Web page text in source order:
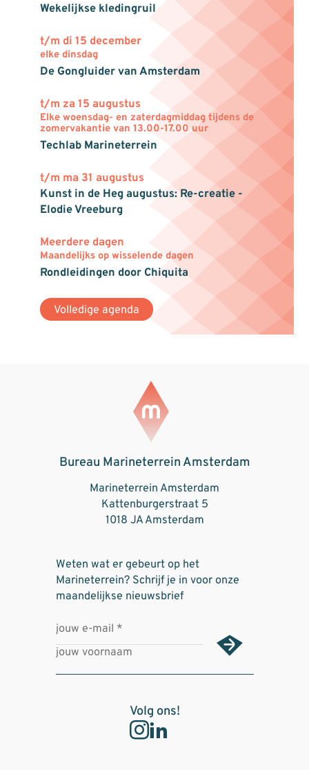
Wekelijkse kledingruil
t/m di 15 december
elke dinsdag
De Gongluider van Amsterdam
t/m za 15 augustus
Elke woensdag- en zaterdagmiddag tijdens de
zomervakantie van 13.00-17.00 uur
Techlab Marineterrein
t/m ma 31 augustus
Kunst in de Heg augustus: Re-creatie -
Elodie Vreeburg
Meerdere dagen
Maandelijks op wisselende dagen
Rondleidingen door Chiquita
Volledige agenda
Bureau Marineterrein Amsterdam
Marineterrein Amsterdam
Kattenburgerstraat 5
1018 JA Amsterdam
Weten wat er gebeurt op het
Marineterrein? Schrijf je in voor onze
maandelijkse nieuwsbrief
Volg ons!